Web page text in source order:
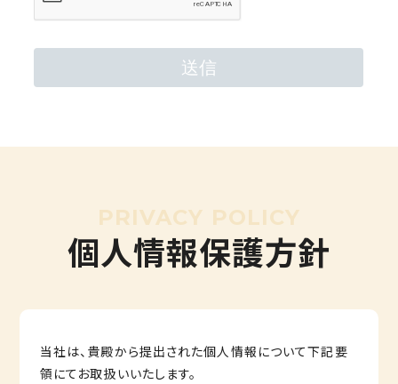
個人情報保護方針
当社は、貴殿から提出された個人情報について下記要
領にてお取扱いいたします。